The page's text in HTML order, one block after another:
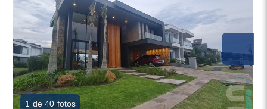
1 de 40 fotos